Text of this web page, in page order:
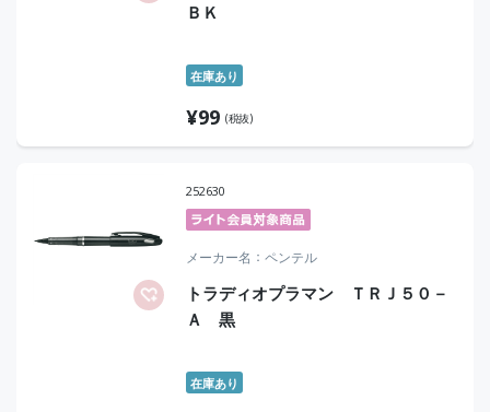
ＢＫ
在庫あり
¥99 (税抜)
252630
メーカー名 ペンテル
トラディオプラマン ＴＲＪ５０－
Ａ 黒
在庫あり